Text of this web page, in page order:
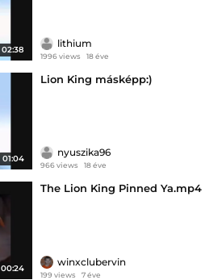
02:38
lithium
1996 views 18 éve
01:04
Lion King másképp:)
nyuszika96
966 views 18 éve
00:24
The Lion King Pinned Ya.mp4
winxclubervin
199 views 7 éve